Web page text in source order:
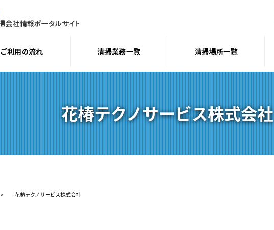
ご利用の流れ 清掃業務一覧 清掃場所一覧
花椿テクノサービス株式会社
> 花椿テクノサービス株式会社